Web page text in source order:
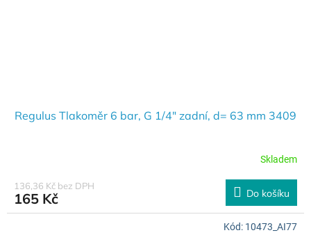
Regulus Tlakoměr 6 bar, G 1/4" zadní, d= 63 mm 3409
Skladem
136,36 Kč bez DPH
165 Kč Do košíku
Kód: 10473_AI77